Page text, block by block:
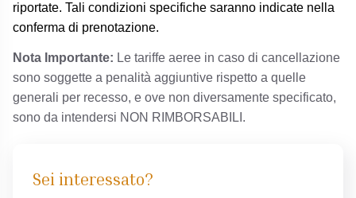
riportate. Tali condizioni specifiche saranno indicate nella
conferma di prenotazione.
Nota Importante: Le tariffe aeree in caso di cancellazione
sono soggette a penalità aggiuntive rispetto a quelle
generali per recesso, e ove non diversamente specificato,
sono da intendersi NON RIMBORSABILI.
Sei interessato?